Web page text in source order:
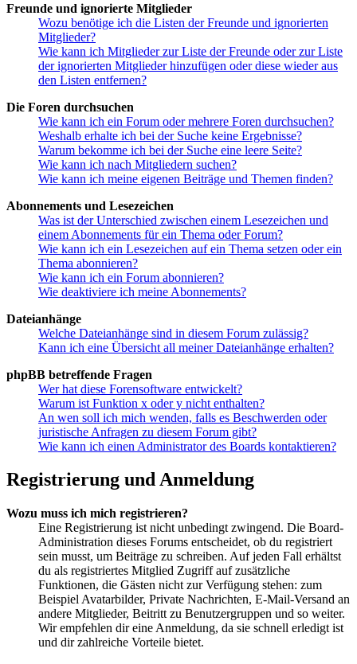
Freunde und ignorierte Mitglieder
Wozu benötige ich die Listen der Freunde und ignorierten
Mitglieder?
Wie kann ich Mitglieder zur Liste der Freunde oder zur Liste
der ignorierten Mitglieder hinzufügen oder diese wieder aus
den Listen entfernen?
Die Foren durchsuchen
Wie kann ich ein Forum oder mehrere Foren durchsuchen?
Weshalb erhalte ich bei der Suche keine Ergebnisse?
Warum bekomme ich bei der Suche eine leere Seite?
Wie kann ich nach Mitgliedern suchen?
Wie kann ich meine eigenen Beiträge und Themen finden?
Abonnements und Lesezeichen
Was ist der Unterschied zwischen einem Lesezeichen und
einem Abonnements für ein Thema oder Forum?
Wie kann ich ein Lesezeichen auf ein Thema setzen oder ein
Thema abonnieren?
Wie kann ich ein Forum abonnieren?
Wie deaktiviere ich meine Abonnements?
Dateianhänge
Welche Dateianhänge sind in diesem Forum zulässig?
Kann ich eine Übersicht all meiner Dateianhänge erhalten?
phpBB betreffende Fragen
Wer hat diese Forensoftware entwickelt?
Warum ist Funktion x oder y nicht enthalten?
An wen soll ich mich wenden, falls es Beschwerden oder
juristische Anfragen zu diesem Forum gibt?
Wie kann ich einen Administrator des Boards kontaktieren?
Registrierung und Anmeldung
Wozu muss ich mich registrieren?
Eine Registrierung ist nicht unbedingt zwingend. Die Board-
Administration dieses Forums entscheidet, ob du registriert
sein musst, um Beiträge zu schreiben. Auf jeden Fall erhältst
du als registriertes Mitglied Zugriff auf zusätzliche
Funktionen, die Gästen nicht zur Verfügung stehen: zum
Beispiel Avatarbilder, Private Nachrichten, E-Mail-Versand an
andere Mitglieder, Beitritt zu Benutzergruppen und so weiter.
Wir empfehlen dir eine Anmeldung, da sie schnell erledigt ist
und dir zahlreiche Vorteile bietet.